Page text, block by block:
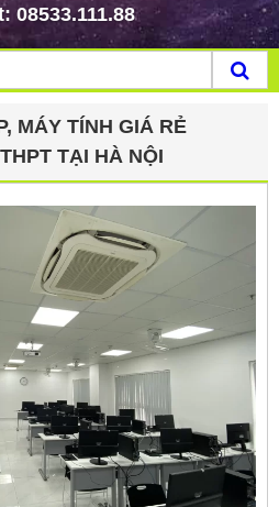
08533.111.88
MÁY TÍNH GIÁ RẺ
TẠI HÀ NỘI